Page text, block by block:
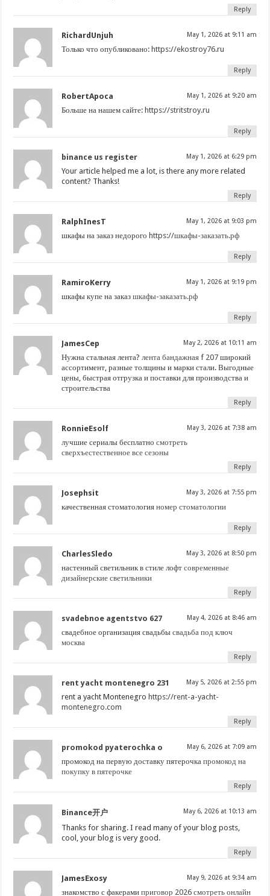
Reply
RichardUnjuh May 1, 2026 at 9:11 am
Только что опубликовано: https://ekostroy76.ru
Reply
RobertApoca May 1, 2026 at 9:20 am
Больше на нашем сайте: https://stritstroy.ru
Reply
binance us register May 1, 2026 at 6:29 pm
Your article helped me a lot, is there any more related
content? Thanks!
Reply
RalphInesT May 1, 2026 at 9:03 pm
шкафы на заказ недорого https://шкафы-заказать.рф
Reply
RamiroKerry May 1, 2026 at 9:19 pm
шкафы купе на заказшкафы-заказать.рф
Reply
JamesCep May 2, 2026 at 10:11 am
Нужна стальная лента? лента бандажная f 207 широкий
ассортимент, разные толщины и марки стали. Выгодные
цены, быстрая отгрузка и поставки для производства и
строительства
Reply
RonnieEsolf May 3, 2026 at 7:38 am
лучшие сериалы бесплатносмотреть
сверхъестественное все сезоны
Reply
Josephsit May 3, 2026 at 7:55 pm
качественная стоматологияномер стоматологии
Reply
CharlesSledo May 3, 2026 at 8:50 pm
настенный светильник в стиле лофтсовременные
дизайнерские светильники
Reply
svadebnoe agentstvo 627 May 4, 2026 at 8:46 am
свадебное организация свадьбысвадьба под ключ
москва
Reply
rent yacht montenegro 231 May 5, 2026 at 2:55 pm
rent a yacht Montenegro https://rent-a-yacht-
montenegro.com
Reply
promokod pyaterochka o May 6, 2026 at 7:09 am
промокод на первую доставку пятерочкапромокод на
покупку в пятерочке
Reply
Binance开户 May 6, 2026 at 10:13 am
Thanks for sharing. I read many of your blog posts,
cool, your blog is very good.
Reply
JamesExosy May 9, 2026 at 9:34 am
знакомство с факерамиприговор 2026 смотреть онлайн